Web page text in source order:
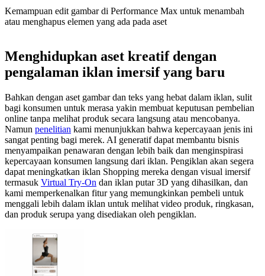
Kemampuan edit gambar di Performance Max untuk menambah
atau menghapus elemen yang ada pada aset
Menghidupkan aset kreatif dengan
pengalaman iklan imersif yang baru
Bahkan dengan aset gambar dan teks yang hebat dalam iklan, sulit
bagi konsumen untuk merasa yakin membuat keputusan pembelian
online tanpa melihat produk secara langsung atau mencobanya.
Namun penelitian kami menunjukkan bahwa kepercayaan jenis ini
sangat penting bagi merek. AI generatif dapat membantu bisnis
menyampaikan penawaran dengan lebih baik dan menginspirasi
kepercayaan konsumen langsung dari iklan. Pengiklan akan segera
dapat meningkatkan iklan Shopping mereka dengan visual imersif
termasuk Virtual Try-On dan iklan putar 3D yang dihasilkan, dan
kami memperkenalkan fitur yang memungkinkan pembeli untuk
menggali lebih dalam iklan untuk melihat video produk, ringkasan,
dan produk serupa yang disediakan oleh pengiklan.